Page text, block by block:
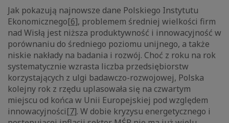
Jak pokazują najnowsze dane Polskiego Instytutu
Ekonomicznego[6], problemem średniej wielkości firm
nad Wisłą jest niższa produktywność i innowacyjność w
porównaniu do średniego poziomu unijnego, a także
niskie nakłady na badania i rozwój. Choć z roku na rok
systematycznie wzrasta liczba przedsiębiorstw
korzystających z ulgi badawczo-rozwojowej, Polska
kolejny rok z rzędu uplasowała się na czwartym
miejscu od końca w Unii Europejskiej pod względem
innowacyjności[7]. W dobie kryzysu energetycznego i